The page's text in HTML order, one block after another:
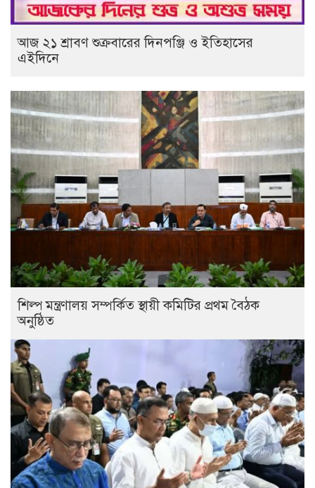
আজ ২১ শ্রাবণ শুক্রবারের দিনপঞ্জি ও ইতিহাসের
এইদিনে
শিল্প মন্ত্রণালয় সম্পর্কিত স্থায়ী কমিটির প্রথম বৈঠক
অনুষ্ঠিত